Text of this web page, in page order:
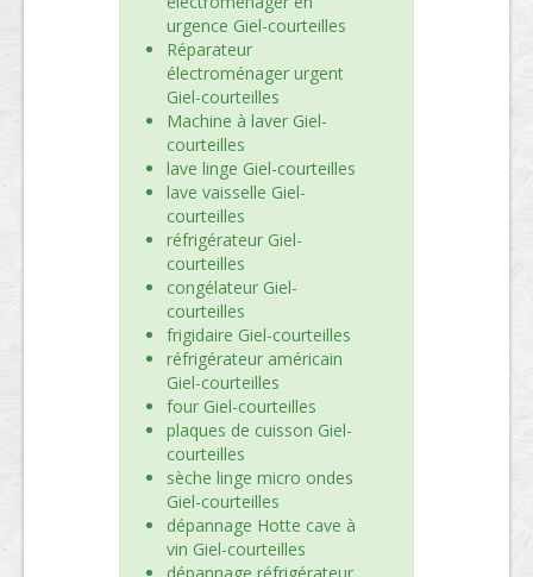
urgence Giel-courteilles
Réparateur
électroménager urgent
Giel-courteilles
Machine à laver Giel-
courteilles
lave linge Giel-courteilles
lave vaisselle Giel-
courteilles
réfrigérateur Giel-
courteilles
congélateur Giel-
courteilles
frigidaire Giel-courteilles
réfrigérateur américain
Giel-courteilles
four Giel-courteilles
plaques de cuisson Giel-
courteilles
sèche linge micro ondes
Giel-courteilles
dépannage Hotte cave à
vin Giel-courteilles